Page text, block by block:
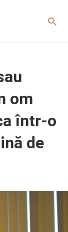
om
într-o
de